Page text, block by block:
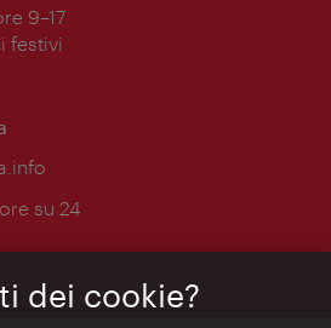
9–17
festivi
su 24
dei cookie?